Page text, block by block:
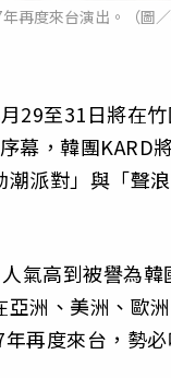
再度來台演出。（圖／
29至31日將在
幕，韓團KARD
派對」與「聲
氣高到被譽為
洲、美洲、歐
再度來台，勢必